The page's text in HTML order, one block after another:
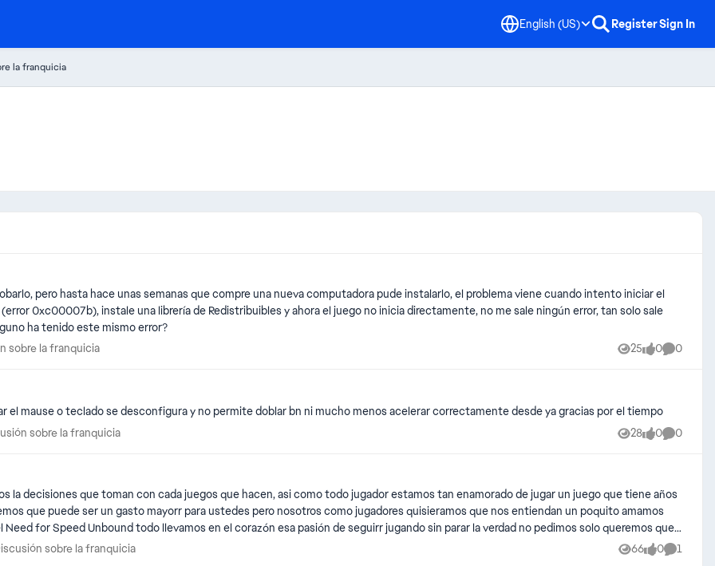
English (US) RegisterSign In
la franquicia
pero hasta hace unas semanas que compre una nueva computadora pude instalarlo, el problema viene cuando intento iniciar el
0xc00007b), instale una librería de Redistribuibles y ahora el juego no inicia directamente, no me sale ningún error, tan solo sale
ha tenido este mismo error?
sobre la franquicia
sobre la franquicia 25
Views 0
likes 0
el mause o teclado se desconfigura y no permite doblar bn ni mucho menos acelerar correctamente desde ya gracias por el tiempo
sobre la franquicia
sobre la franquicia 28
Views 0
likes 0
la decisiones que toman con cada juegos que hacen, asi como todo jugador estamos tan enamorado de jugar un juego que tiene años
que puede ser un gasto mayorr para ustedes pero nosotros como jugadores quisieramos que nos entiendan un poquito amamos
for Speed Unbound todo llevamos en el corazón esa pasión de seguirr jugando sin parar la verdad no pedimos solo queremos que
need for speed most wanted 2 o un seguimiento del heart se que puede ser imposible pero no dificil toda la comunidad de nee for
Discusión sobre la franquicia
sobre la franquicia 66
Views 0
likes 1
Comment